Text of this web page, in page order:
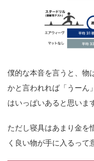
僕的な本音を言うと、物
かと言われれば「うーん
はいっぱいあると思いま
ただし寝具はあまり金を
く良い物が手に入るって